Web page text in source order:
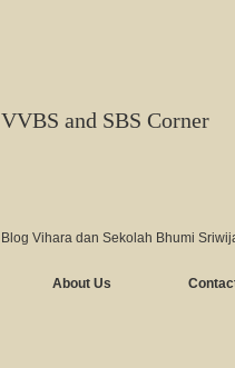
VVBS and SBS Corner
Blog Vihara dan Sekolah Bhumi
About Us